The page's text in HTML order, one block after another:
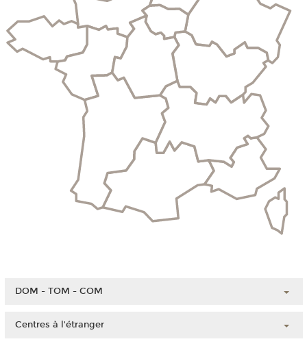
DOM - TOM - COM
Centres à l'étranger